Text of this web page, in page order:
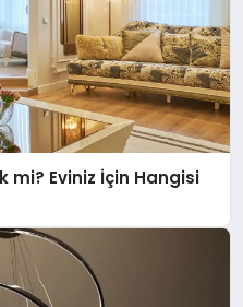
mi? Eviniz İçin Hangisi